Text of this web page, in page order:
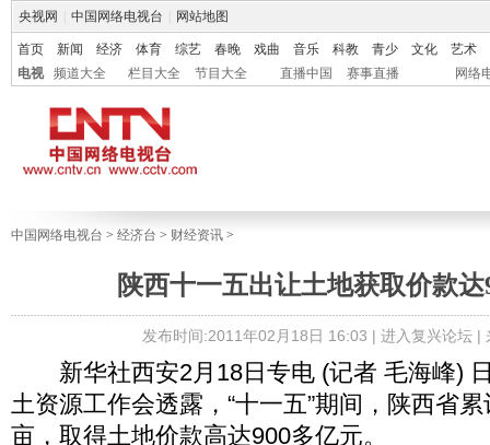
央视网 中国网络电视台 网站地图
首页 新闻 经济 体育 综艺 春晚 戏曲 音乐 科教 青少 文化
艺术
电视
频道大全 栏目大全 节目大全 直播中国 赛事直播 网络
中国网络电视台 > 经济台 > 财经资讯 >
陕西十一五出让土地获取价款达
发布时间:2011年02月18日 16:03 | 进入复兴论坛|
新华社西安2月18日专电 (记者 毛海峰)
土资源工作会透露，“十一五”期间，陕西省
亩，取得土地价款高达900多亿元。